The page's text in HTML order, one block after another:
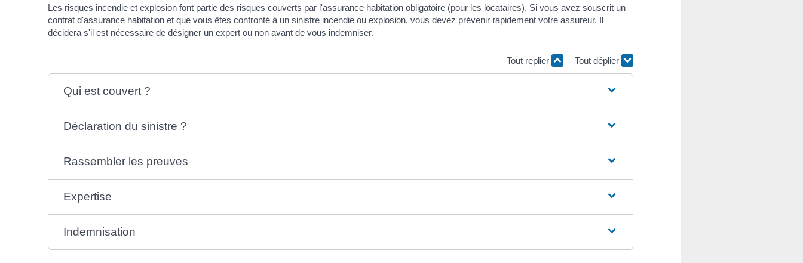
Les risques incendie et explosion font partie des risques couverts par l'assurance habitation obligatoire (pour les locataires). Si vous avez souscrit un
contrat d'assurance habitation et que vous êtes confronté à un sinistre incendie ou explosion, vous devez prévenir rapidement votre assureur. Il
décidera s'il est nécessaire de désigner un expert ou non avant de vous indemniser.
Tout replier Tout déplier
Qui est couvert ?
Déclaration du sinistre ?
Rassembler les preuves
Expertise
Indemnisation